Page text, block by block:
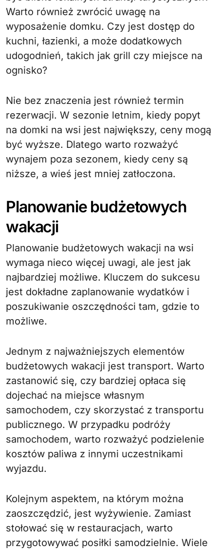
Warto również zwrócić uwagę na
wyposażenie domku. Czy jest dostęp do
kuchni, łazienki, a może dodatkowych
udogodnień, takich jak grill czy miejsce na
ognisko?
Nie bez znaczenia jest również termin
rezerwacji. W sezonie letnim, kiedy popyt
na domki na wsi jest największy, ceny mogą
być wyższe. Dlatego warto rozważyć
wynajem poza sezonem, kiedy ceny są
niższe, a wieś jest mniej zatłoczona.
Planowanie budżetowych
wakacji
Planowanie budżetowych wakacji na wsi
wymaga nieco więcej uwagi, ale jest jak
najbardziej możliwe. Kluczem do sukcesu
jest dokładne zaplanowanie wydatków i
poszukiwanie oszczędności tam, gdzie to
możliwe.
Jednym z najważniejszych elementów
budżetowych wakacji jest transport. Warto
zastanowić się, czy bardziej opłaca się
dojechać na miejsce własnym
samochodem, czy skorzystać z transportu
publicznego. W przypadku podróży
samochodem, warto rozważyć podzielenie
kosztów paliwa z innymi uczestnikami
wyjazdu.
Kolejnym aspektem, na którym można
zaoszczędzić, jest wyżywienie. Zamiast
stołować się w restauracjach, warto
przygotowywać posiłki samodzielnie. Wiele